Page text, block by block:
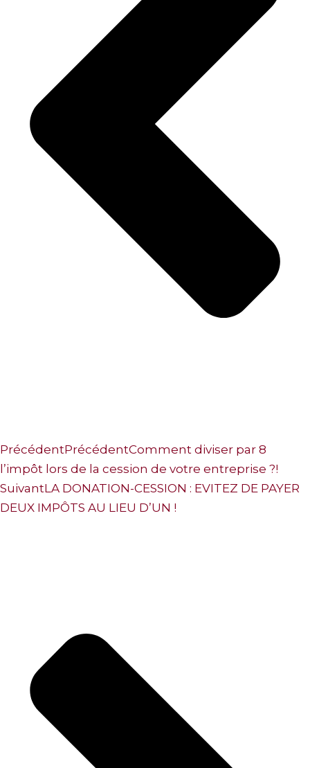
PrécédentPrécédentComment diviser par 8
l’impôt lors de la cession de votre entreprise ?!
SuivantLA DONATION-CESSION : EVITEZ DE PAYER
DEUX IMPÔTS AU LIEU D’UN !